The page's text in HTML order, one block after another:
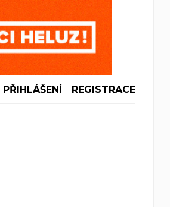
PŘIHLÁŠENÍ REGISTRACE